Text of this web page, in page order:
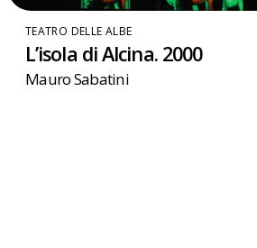
TEATRO DELLE ALBE
L’isola di Alcina. 2000
Mauro Sabatini